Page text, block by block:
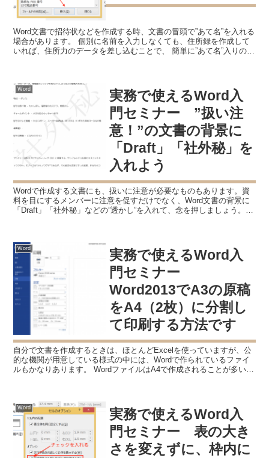
Word文書で招待状などを作成する時、文書の冒頭で”あて名”を入れる
場合があります。 個別に名前を入力しなくても、住所録を作成して
いれば、住所力のデータを差し込むことで、 簡単に”あて名”入りの文
Word
実務で使えるWord入
門セミナー ”扱い注
意！”の文書の背景に
「Draft」「社外秘」を
入れよう
Wordで作成する文書にも、扱いに注意が必要なものもあります。資
料を目にするメンバーに注意を促すだけでなく、Word文書の背景に
「Draft」「社外秘」などの”透かし”を入れて、念を押しましょう。
Word
実務で使えるWord入
門セミナー
Word2013でA3の原稿
をA4（2枚）に分割し
て印刷する方法です
自分で文書を作成するときは、ほとんどExcelを使っていますが、公
的な機関が用意している様式の中には、Wordで作られているファイ
ルもかなりあります。 WordファイルはA4で作成されることが多いで
Word
実務で使えるWord入
門セミナー 表の大き
さを変えずに、枠内に